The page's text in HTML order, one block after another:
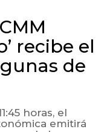
recibe el
de
horas, el
emitirá